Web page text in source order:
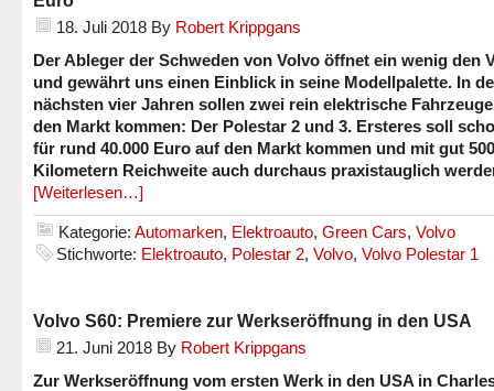
18. Juli 2018 By Robert Krippgans
Der Ableger der Schweden von Volvo öffnet ein wenig den
und gewährt uns einen Einblick in seine Modellpalette. In
nächsten vier Jahren sollen zwei rein elektrische
den Markt kommen: Der Polestar 2 und 3. Ersteres soll
für rund 40.000 Euro auf den Markt kommen und mit gut 500
Kilometern Reichweite auch durchaus praxistauglich
[Weiterlesen…]
Kategorie: Automarken, Elektroauto, Green Cars, Volvo
Stichworte: Elektroauto, Polestar 2, Volvo, Volvo Polestar 1
Volvo S60: Premiere zur Werkseröffnung in den USA
21. Juni 2018 By Robert Krippgans
Zur Werkseröffnung vom ersten Werk in den USA in